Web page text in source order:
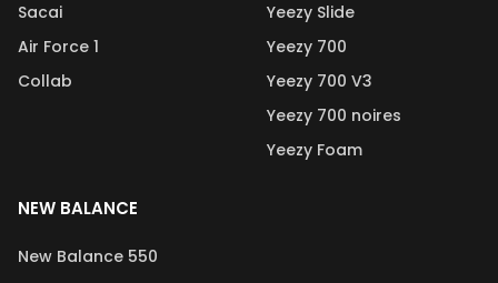
Sacai
Air Force 1
Collab
Yeezy Slide
Yeezy 700
Yeezy 700 V3
Yeezy 700 noires
Yeezy Foam
NEW BALANCE
New Balance 550